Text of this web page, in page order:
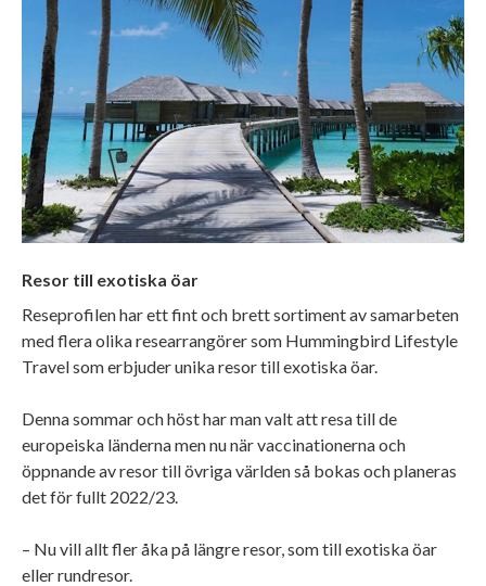
Resor till exotiska öar
Reseprofilen har ett fint och brett sortiment av samarbeten
med flera olika researrangörer som Hummingbird Lifestyle
Travel som erbjuder unika resor till exotiska öar.
Denna sommar och höst har man valt att resa till de
europeiska länderna men nu när vaccinationerna och
öppnande av resor till övriga världen så bokas och planeras
det för fullt 2022/23.
– Nu vill allt fler åka på längre resor, som till exotiska öar
eller rundresor.